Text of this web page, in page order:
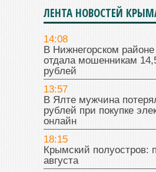
ЛЕНТА НОВОСТЕЙ
14:08
В Нижнегорском районе
отдала мошенникам
рублей
13:57
В Ялте мужчина
рублей при покупке
онлайн
18:15
Крымский полуостров:
августа